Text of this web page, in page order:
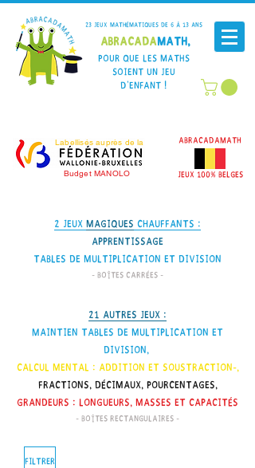
AbracadaMath,
Pour que les maths
soient un jeu
d'enfant !
23 Jeux mathématiques de 6 à 13 ans
Labellisés auprès de la
Budget MANOLO JEUX 100% BELGEs
AbracadaMath
2 Jeux magiques chauffants :
Apprentissage
tables de multiplication et division
- Boîtes carrées -
21 autres jeux :
Maintien tables de multiplication et
division,
Calcul mental : addition et soustraction-,
Fractions, Décimaux, Pourcentages,
Grandeurs : longueurs, masses et capacités
- Boîtes rectangulaires -
Filtrer